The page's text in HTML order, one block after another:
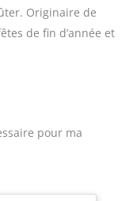
Originaire de
de fin d’année et
pour ma